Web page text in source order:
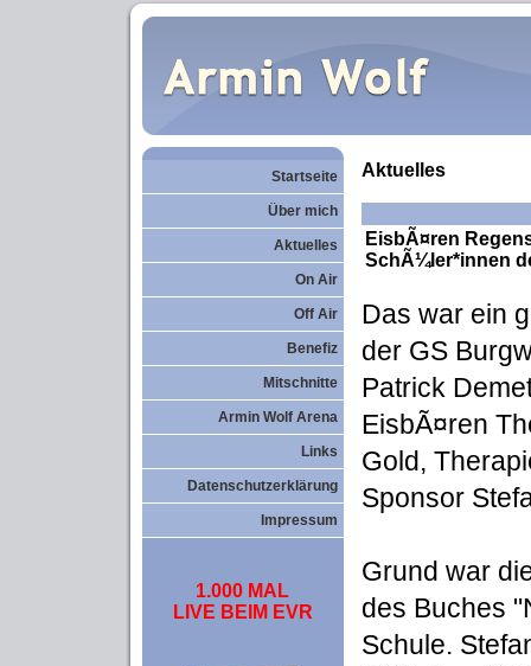
Startseite
Über mich
Aktuelles
On Air
Off Air
Benefiz
Mitschnitte
Armin Wolf Arena
Links
Datenschutzerklärung
Impressum
1.000 MAL
LIVE BEIM EVR
Aktuelles
EisbÃ¤ren
SchÃ¼ler*innen
Das war ein
der GS
Patrick
EisbÃ¤ren
Gold,
Sponsor
Grund war
des Buches
Schule.